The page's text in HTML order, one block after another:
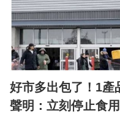
好市多出包了！1產
聲明：立刻停止食用